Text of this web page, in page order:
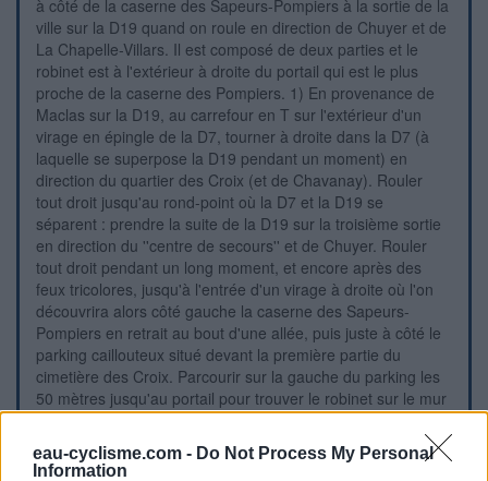
eau-cyclisme.com - Do Not Process My Personal
Information
à côté de la caserne des Sapeurs-Pompiers à la sortie de la
ville sur la D19 quand on roule en direction de Chuyer et de
La Chapelle-Villars. Il est composé de deux parties et le
robinet est à l'extérieur à droite du portail qui est le plus
proche de la caserne des Pompiers. 1) En provenance de
Maclas sur la D19, au carrefour en T sur l'extérieur d'un
virage en épingle de la D7, tourner à droite dans la D7 (à
laquelle se superpose la D19 pendant un moment) en
direction du quartier des Croix (et de Chavanay). Rouler
tout droit jusqu'au rond-point où la D7 et la D19 se
séparent : prendre la suite de la D19 sur la troisième sortie
en direction du ''centre de secours'' et de Chuyer. Rouler
tout droit pendant un long moment, et encore après des
feux tricolores, jusqu'à l'entrée d'un virage à droite où l'on
découvrira alors côté gauche la caserne des Sapeurs-
Pompiers en retrait au bout d'une allée, puis juste à côté le
parking caillouteux situé devant la première partie du
cimetière des Croix. Parcourir sur la gauche du parking les
50 mètres jusqu'au portail pour trouver le robinet sur le mur
extérieur à droite du portillon qui jouxte le portail. 2) En
provenance de Chuyer sur la D30 puis la D19, environ 50
mètres après la panneau de début de ville, ignorer l'allée